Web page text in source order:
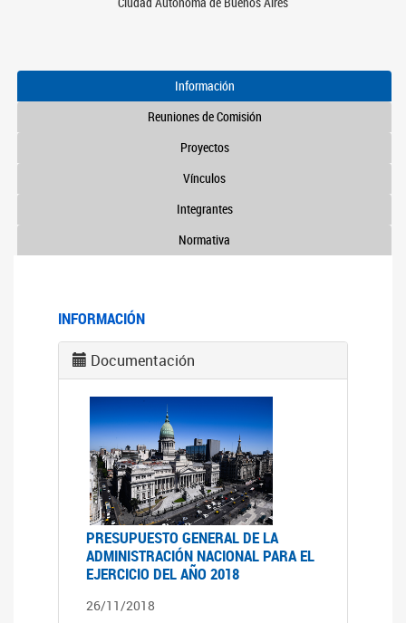
Información
Reuniones de Comisión
Proyectos
Vínculos
Integrantes
Normativa
INFORMACIÓN
Documentación
PRESUPUESTO GENERAL DE LA
ADMINISTRACIÓN NACIONAL PARA EL
EJERCICIO DEL AÑO 2018
26/11/2018